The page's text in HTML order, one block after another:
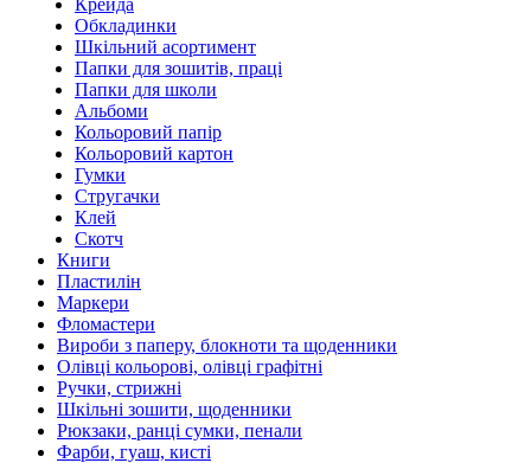
Крейда
Обкладинки
Шкільний асортимент
Папки для зошитів, праці
Папки для школи
Альбоми
Кольоровий папір
Кольоровий картон
Гумки
Стругачки
Клей
Скотч
Книги
Пластилін
Маркери
Фломастери
Вироби з паперу, блокноти та щоденники
Олівці кольорові, олівці графітні
Ручки, стрижні
Шкільні зошити, щоденники
Рюкзаки, ранці сумки, пенали
Фарби, гуаш, кисті